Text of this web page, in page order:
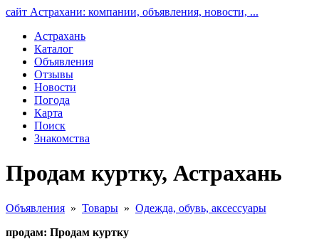
сайт Астрахани: компании, объявления, новости, ...
Астрахань
Каталог
Объявления
Отзывы
Новости
Погода
Карта
Поиск
Знакомства
Продам куртку, Астрахань
Объявления » Товары » Одежда, обувь, аксессуары
продам: Продам куртку